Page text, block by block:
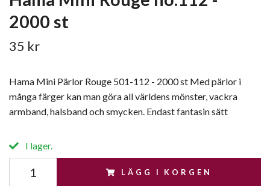
2000 st
35 kr
Hama Mini Pärlor Rouge 501-112 - 2000 st Med pärlor i
många färger kan man göra all världens mönster, vackra
armband, halsband och smycken. Endast fantasin sätt
I lager.
LÄGG I KORGEN